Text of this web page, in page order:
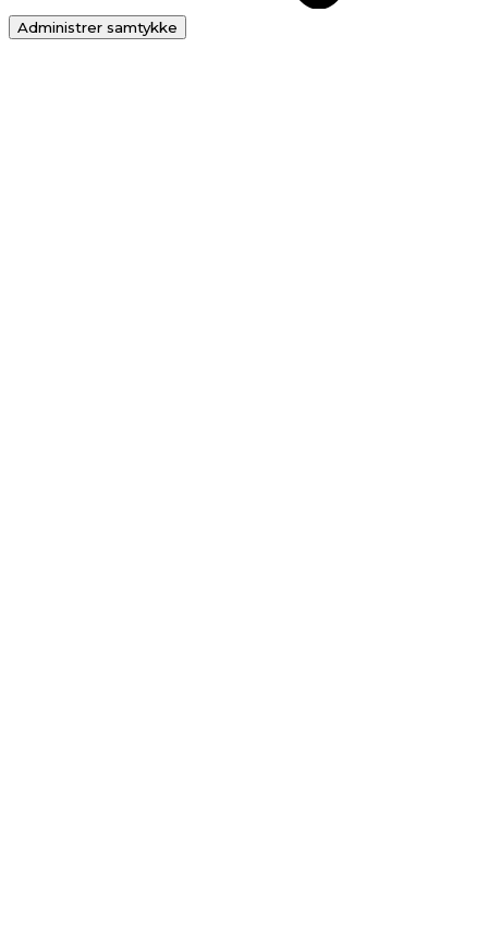
Administrer samtykke